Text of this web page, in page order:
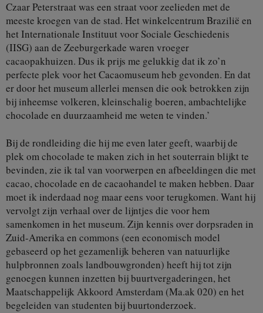
Czaar Peterstraat was een straat voor zeelieden met de
meeste kroegen van de stad. Het winkelcentrum Brazilië en
het Internationale Instituut voor Sociale Geschiedenis
(IISG) aan de Zeeburgerkade waren vroeger
cacaopakhuizen. Dus ik prijs me gelukkig dat ik zo’n
perfecte plek voor het Cacaomuseum heb gevonden. En dat
er door het museum allerlei mensen die ook betrokken zijn
bij inheemse volkeren, kleinschalig boeren, ambachtelijke
chocolade en duurzaamheid me weten te vinden.’
Bij de rondleiding die hij me even later geeft, waarbij de
plek om chocolade te maken zich in het souterrain blijkt te
bevinden, zie ik tal van voorwerpen en afbeeldingen die met
cacao, chocolade en de cacaohandel te maken hebben. Daar
moet ik inderdaad nog maar eens voor terugkomen. Want hij
vervolgt zijn verhaal over de lijntjes die voor hem
samenkomen in het museum. Zijn kennis over dorpsraden in
Zuid-Amerika en commons (een economisch model
gebaseerd op het gezamenlijk beheren van natuurlijke
hulpbronnen zoals landbouwgronden) heeft hij tot zijn
genoegen kunnen inzetten bij buurtvergaderingen, het
Maatschappelijk Akkoord Amsterdam (Ma.ak 020) en het
begeleiden van studenten bij buurtonderzoek.